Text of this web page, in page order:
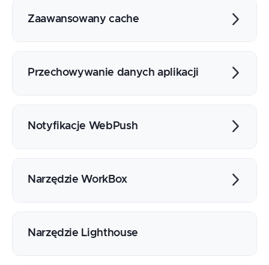
Wsparcie przeglądarek
Cache wielu plików
Wersjonowanie cache
Zaawansowany cache
Offline fallback
Routing i strategie cache
Przechowywanie danych aplikacji
IndexedDB
Notyfikacje WebPush
Narzędzia deweloperskie
Wyświetlanie powiadomień
Subskrypcja powiadomień Push
Narzędzie WorkBox
Konfiguracja i generowanie workera
Routing
Narzędzie Lighthouse